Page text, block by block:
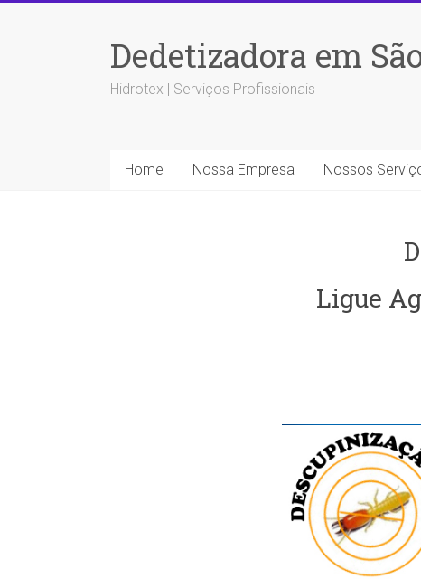
Dedetizadora em
Hidrotex | Serviços Profissionais
Home Nossa Empresa Nossos
Ligue